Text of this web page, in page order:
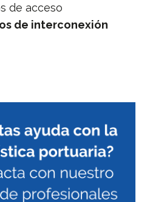
de acceso
de interconexión